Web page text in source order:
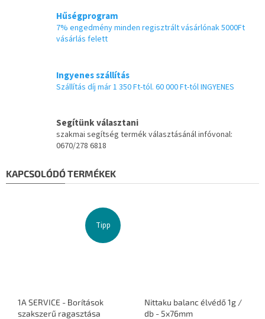
Hűségprogram
7% engedmény minden regisztrált vásárlónak 5000Ft
vásárlás felett
Ingyenes szállítás
Szállítás díj már 1 350 Ft-tól. 60 000 Ft-tól INGYENES
Segítünk választani
szakmai segítség termék választásánál infóvonal:
0670/278 6818
KAPCSOLÓDÓ TERMÉKEK
Tipp
1A SERVICE - Borítások
szakszerű ragasztása
Nittaku balanc élvédő 1g /
db - 5x76mm